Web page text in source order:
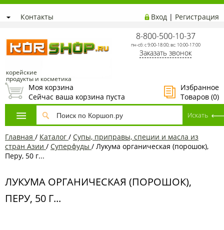
Контакты Вход | Регистрация
корейские
продукты и косметика
8-800-500-10-37
пн-сб: с 9:00-18:00; вс: 10:00-17:00
Заказать звонок
Избранное
Товаров (0)
Моя корзина
Сейчас ваша корзина пуста
Главная / Каталог / Супы, приправы, специи и масла из
стран Азии / Суперфуды / Лукума органическая (порошок),
Перу, 50 г...
ЛУКУМА ОРГАНИЧЕСКАЯ (ПОРОШОК),
ПЕРУ, 50 Г...